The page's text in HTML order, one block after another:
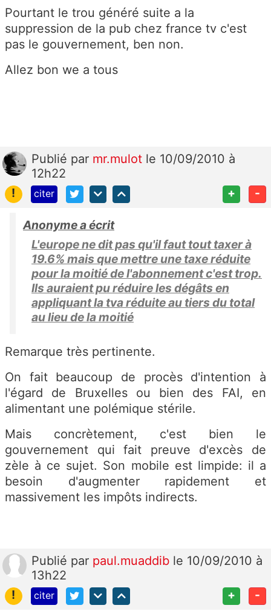
Pourtant le trou généré suite a la
suppression de la pub chez france tv c'est
pas le gouvernement, ben non.
Allez bon we a tous
Publié par mr.mulot le 10/09/2010 à
12h22
!
citer + -
Anonyme a écrit
L'europe ne dit pas qu'il faut tout taxer à
19.6% mais que mettre une taxe réduite
pour la moitié de l'abonnement c'est trop.
Ils auraient pu réduire les dégâts en
appliquant la tva réduite au tiers du total
au lieu de la moitié
Remarque très pertinente.
On fait beaucoup de procès d'intention à
l'égard de Bruxelles ou bien des FAI, en
alimentant une polémique stérile.
Mais concrètement, c'est bien le
gouvernement qui fait preuve d'excès de
zèle à ce sujet. Son mobile est limpide: il a
besoin d'augmenter rapidement et
massivement les impôts indirects.
Publié par paul.muaddib le 10/09/2010 à
13h22
!
citer + -